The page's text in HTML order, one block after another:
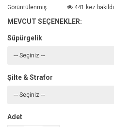
Görüntülenmiş
441 kez bakıldı
MEVCUT SEÇENEKLER:
Süpürgelik
Şilte & Strafor
Adet